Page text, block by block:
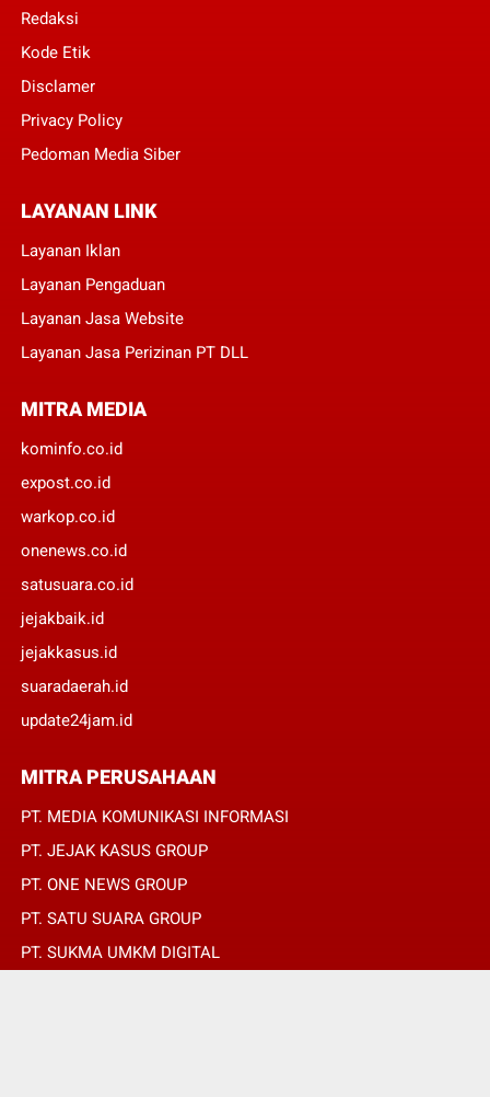
Redaksi
Kode Etik
Disclamer
Privacy Policy
Pedoman Media Siber
LAYANAN LINK
Layanan Iklan
Layanan Pengaduan
Layanan Jasa Website
Layanan Jasa Perizinan PT DLL
MITRA MEDIA
kominfo.co.id
expost.co.id
warkop.co.id
onenews.co.id
satusuara.co.id
jejakbaik.id
jejakkasus.id
suaradaerah.id
update24jam.id
MITRA PERUSAHAAN
PT. MEDIA KOMUNIKASI INFORMASI
PT. JEJAK KASUS GROUP
PT. ONE NEWS GROUP
PT. SATU SUARA GROUP
PT. SUKMA UMKM DIGITAL